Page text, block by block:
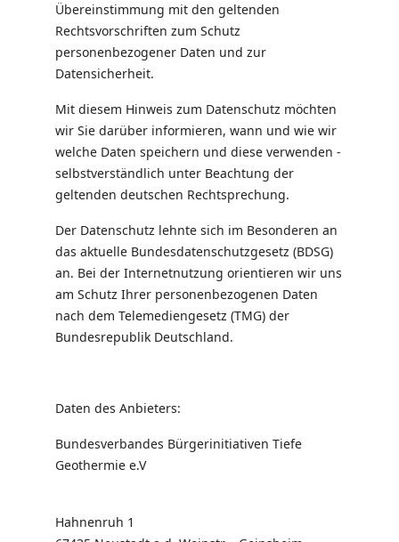
Übereinstimmung mit den geltenden
Rechtsvorschriften zum Schutz
personenbezogener Daten und zur
Datensicherheit.
Mit diesem Hinweis zum Datenschutz möchten
wir Sie darüber informieren, wann und wie wir
welche Daten speichern und diese verwenden -
selbstverständlich unter Beachtung der
geltenden deutschen Rechtsprechung.
Der Datenschutz lehnte sich im Besonderen an
das aktuelle Bundesdatenschutzgesetz (BDSG)
an. Bei der Internetnutzung orientieren wir uns
am Schutz Ihrer personenbezogenen Daten
nach dem Telemediengesetz (TMG) der
Bundesrepublik Deutschland.
Daten des Anbieters:
Bundesverbandes Bürgerinitiativen Tiefe
Geothermie e.V
Hahnenruh 1